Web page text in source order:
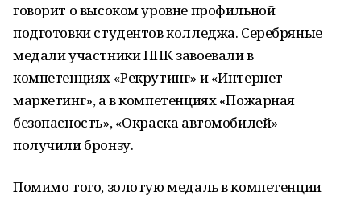
говорит о высоком уровне профильной
подготовки студентов колледжа. Серебряные
медали участники ННК завоевали в
компетенциях «Рекрутинг» и «Интернет-
маркетинг», а в компетенциях «Пожарная
безопасность», «Окраска автомобилей» -
получили бронзу.
Помимо того, золотую медаль в компетенции